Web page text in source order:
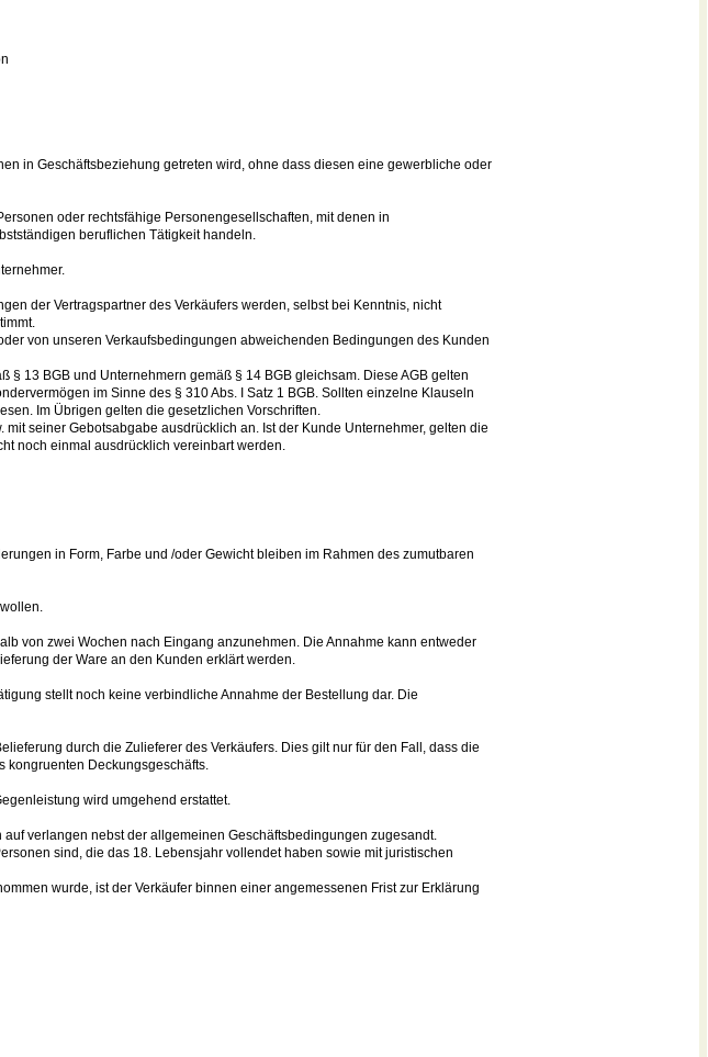
in Geschäftsbeziehung getreten wird, ohne dass diesen eine gewerbliche oder
oder rechtsfähige Personengesellschaften, mit denen in
beruflichen Tätigkeit handeln.
der Vertragspartner des Verkäufers werden, selbst bei Kenntnis, nicht
von unseren Verkaufsbedingungen abweichenden Bedingungen des Kunden
13 BGB und Unternehmern gemäß § 14 BGB gleichsam. Diese AGB gelten
im Sinne des § 310 Abs. I Satz 1 BGB. Sollten einzelne Klauseln
Im Übrigen gelten die gesetzlichen Vorschriften.
seiner Gebotsabgabe ausdrücklich an. Ist der Kunde Unternehmer, gelten die
noch einmal ausdrücklich vereinbart werden.
in Form, Farbe und /oder Gewicht bleiben im Rahmen des zumutbaren
von zwei Wochen nach Eingang anzunehmen. Die Annahme kann entweder
der Ware an den Kunden erklärt werden.
stellt noch keine verbindliche Annahme der Bestellung dar. Die
durch die Zulieferer des Verkäufers. Dies gilt nur für den Fall, dass die
kongruenten Deckungsgeschäfts.
wird umgehend erstattet.
verlangen nebst der allgemeinen Geschäftsbedingungen zugesandt.
sind, die das 18. Lebensjahr vollendet haben sowie mit juristischen
wurde, ist der Verkäufer binnen einer angemessenen Frist zur Erklärung